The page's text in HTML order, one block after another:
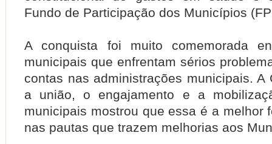
Fundo de Participação dos Municípios
A conquista foi muito comemorada
municipais que enfrentam sérios
contas nas administrações municipais. A
a união, o engajamento e a
municipais mostrou que essa é a melhor
nas pautas que trazem melhorias aos